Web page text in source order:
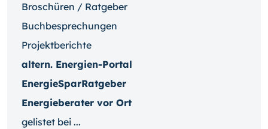
Broschüren / Ratgeber
Buchbesprechungen
Projektberichte
altern. Energien-Portal
EnergieSparRatgeber
Energieberater vor Ort
gelistet bei ...